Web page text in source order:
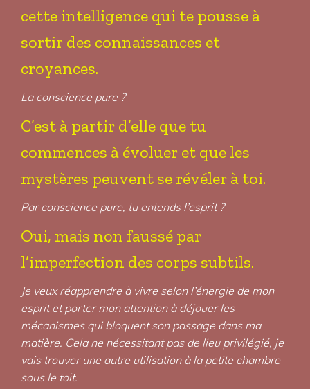
cette intelligence qui te pousse à
sortir des connaissances et
croyances.
La conscience pure ?
C’est à partir d’elle que tu
commences à évoluer et que les
mystères peuvent se révéler à toi.
Par conscience pure, tu entends l’esprit ?
Oui, mais non faussé par
l’imperfection des corps subtils.
Je veux réapprendre à vivre selon l’énergie de mon
esprit et porter mon attention à déjouer les
mécanismes qui bloquent son passage dans ma
matière. Cela ne nécessitant pas de lieu privilégié, je
vais trouver une autre utilisation à la petite chambre
sous le toit.